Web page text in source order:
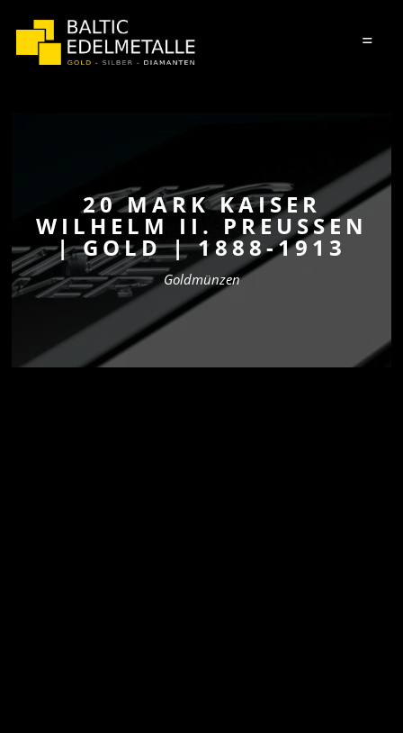
=
20 MARK KAISER
WILHELM II. PREUSSEN |
GOLD | 1888-1913
Goldmünzen